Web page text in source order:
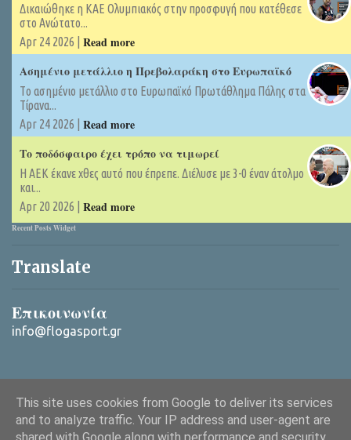
Δικαιώθηκε η ΚΑΕ Ολυμπιακός στην προσφυγή που κατέθεσε
στο Ανώτατο...
Apr 24 2026 | Read more
Ασημένιο μετάλλιο η Πρεβολαράκη στο Ευρωπαϊκό
Tο ασημένιο μετάλλιο στο Ευρωπαϊκό Πρωτάθλημα Πάλης στα
Τίρανα...
Apr 24 2026 | Read more
Το ποδόσφαιρο έχει τρόπο να τιμωρεί
Η ΑΕΚ έκανε χθες αυτό που έπρεπε. Διέλυσε με 3-0 έναν άτολμο
και...
Apr 20 2026 | Read more
Recent Posts Widget
Translate
Επικοινωνία
info@flogasport.gr
This site uses cookies from Google to deliver its services
and to analyze traffic. Your IP address and user-agent are